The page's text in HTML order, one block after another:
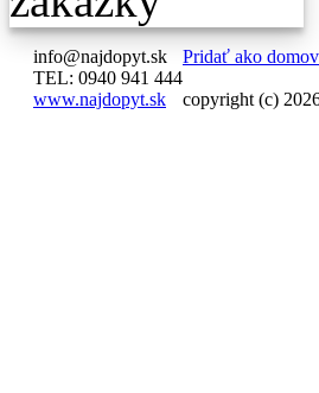
info@najdopyt.sk
TEL: 0940 941 444
www.najdopyt.sk
Pridať ako
copyright (c)